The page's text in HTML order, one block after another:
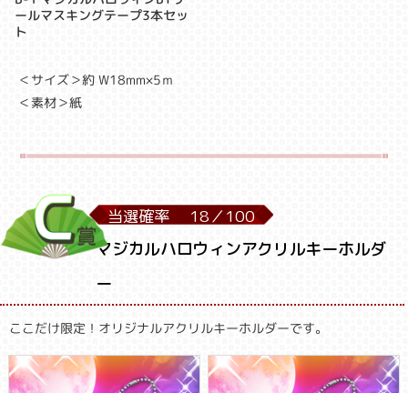
ールマスキングテープ3本セッ
ト
＜サイズ＞約 W18mm×5ｍ
＜素材＞紙
当選確率 18／100
マジカルハロウィンアクリルキーホルダ
ー
ここだけ限定！オリジナルアクリルキーホルダーです。